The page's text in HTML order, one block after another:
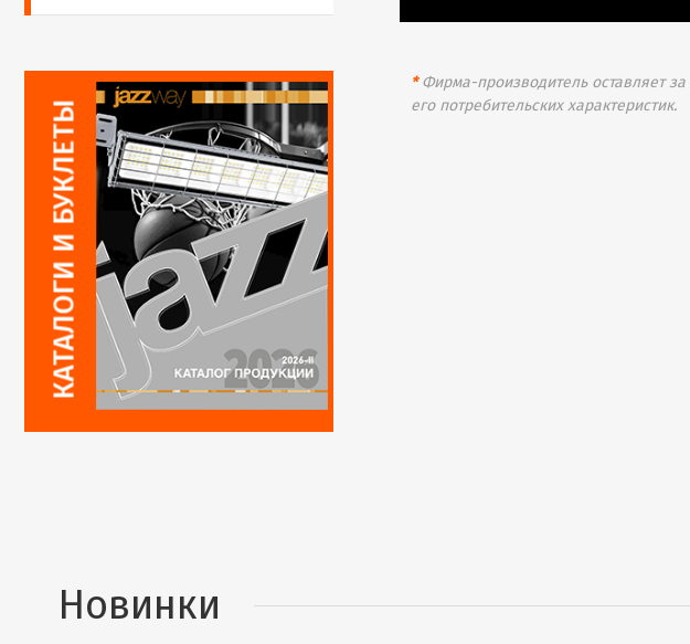
*Фирма-производитель оставляет
его потребительских характеристик.
Новинки